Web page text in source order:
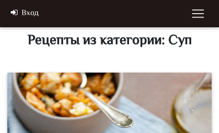
Вход
Рецепты из категории: Суп